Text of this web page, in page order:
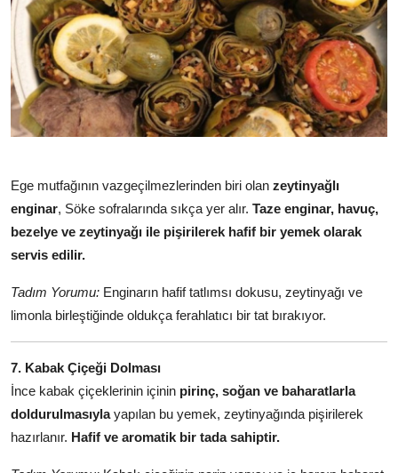
Ege mutfağının vazgeçilmezlerinden biri olan zeytinyağlı
enginar, Söke sofralarında sıkça yer alır. Taze enginar, havuç,
bezelye ve zeytinyağı ile pişirilerek hafif bir yemek olarak
servis edilir.
Tadım Yorumu: Enginarın hafif tatlımsı dokusu, zeytinyağı ve
limonla birleştiğinde oldukça ferahlatıcı bir tat bırakıyor.
7. Kabak Çiçeği Dolması
İnce kabak çiçeklerinin içinin pirinç, soğan ve baharatlarla
doldurulmasıylayapılan bu yemek, zeytinyağında pişirilerek
hazırlanır. Hafif ve aromatik bir tada sahiptir.